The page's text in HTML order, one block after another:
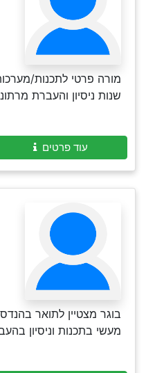
שנות ניסיון והעברת
עוד פרטים
בוגר מצטיין לתואר
מעשי בתכנות וניסיון